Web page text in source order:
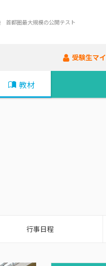
首都圏最大規模の公開テスト
受験生マ
教材
行事日程